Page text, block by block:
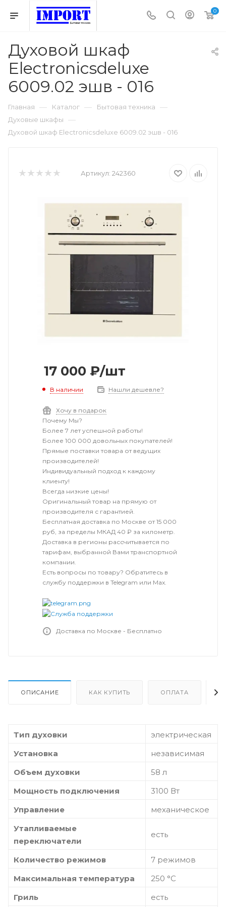
0
Духовой шкаф
Electronicsdeluxe
6009.02 эшв - 016
Главная — Каталог — Бытовая техника —
Духовые шкафы —
Духовой шкаф Electronicsdeluxe 6009.02 эшв - 016
Артикул: 242360
17 000 ₽/шт
В наличии Нашли дешевле?
Хочу в подарок
Почему Мы?
Более 7 лет успешной работы!
Более 100 000 довольных покупателей!
Прямые поставки товара от ведущих
производителей!
Индивидуальный подход к каждому
клиенту!
Всегда низкие цены!
Оригинальный товар на прямую от
производителя с гарантией.
Бесплатная доставка по Москве от 15 000
руб, за пределы МКАД 40 ₽ за километр.
Доставка в регионы рассчитывается по
тарифам, выбранной Вами транспортной
компании.
Есть вопросы по товару? Обратитесь в
службу поддержки в Telegram или Max.
Доставка по Москве - Бесплатно
ОПИСАНИЕ КАК КУПИТЬ ОПЛАТА
Тип духовки
электрическая
Установка
независимая
Объем духовки
58 л
Мощность подключения
3100 Вт
Управление
механическое
Утапливаемые
переключатели
есть
Количество режимов
7 режимов
Максимальная температура
250 °C
Гриль
есть